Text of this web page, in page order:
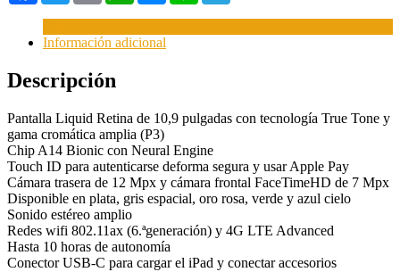
Información adicional
Descripción
Pantalla Liquid Retina de 10,9 pulgadas con tecnología True Tone y
gama cromática amplia (P3)
Chip A14 Bionic con Neural Engine
Touch ID para autenticarse deforma segura y usar Apple Pay
Cámara trasera de 12 Mpx y cámara frontal FaceTimeHD de 7 Mpx
Disponible en plata, gris espacial, oro rosa, verde y azul cielo
Sonido estéreo amplio
Redes wifi 802.11ax (6.ªgeneración) y 4G LTE Advanced
Hasta 10 horas de autonomía
Conector USB-C para cargar el iPad y conectar accesorios